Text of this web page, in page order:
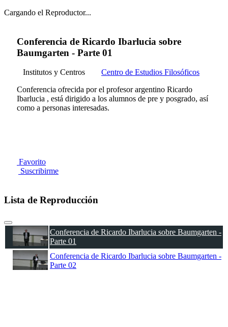
Cargando el Reproductor...
Conferencia de Ricardo Ibarlucia sobre
Baumgarten - Parte 01
Institutos y Centros
Centro de Estudios Filosóficos
Conferencia ofrecida por el profesor argentino Ricardo
Ibarlucia , está dirigido a los alumnos de pre y posgrado, así
como a personas interesadas.
Favorito
Suscribirme
Lista de Reproducción
Conferencia de Ricardo Ibarlucia sobre Baumgarten -
Parte 01
Conferencia de Ricardo Ibarlucia sobre Baumgarten -
Parte 02